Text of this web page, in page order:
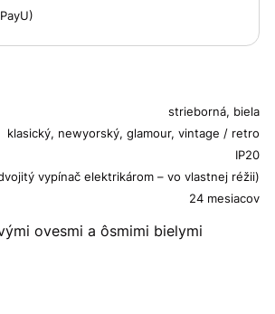
strieborná, biela
IP20
24 mesiacov
klasický, newyorský, glamour, vintage / retro
vypínač elektrikárom – vo vlastnej réžii)
ovesmi a ôsmimi bielymi